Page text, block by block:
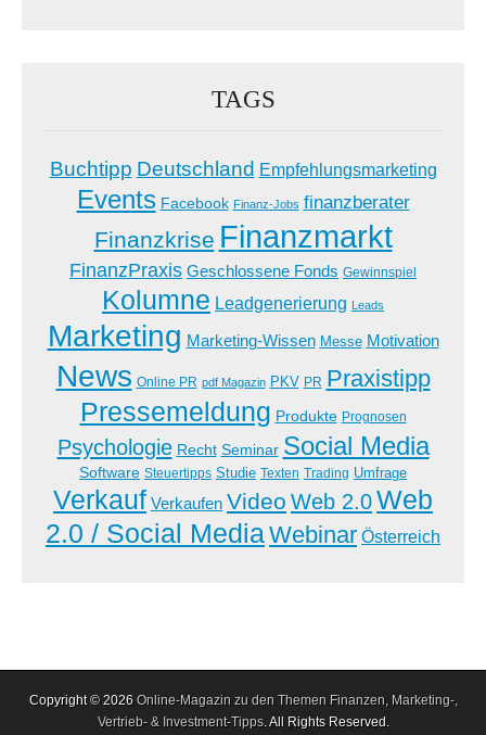
TAGS
Buchtipp Deutschland Empfehlungsmarketing
Events Facebook Finanz-Jobs finanzberater
Finanzkrise Finanzmarkt
FinanzPraxis Geschlossene Fonds Gewinnspiel
Kolumne Leadgenerierung Leads
Marketing Marketing-Wissen Messe Motivation
News Online PR pdf Magazin PKV PR Praxistipp
Pressemeldung Produkte Prognosen
Psychologie Recht Seminar Social Media
Software Steuertipps Studie Texten Trading Umfrage
Verkauf Verkaufen Video Web 2.0Web
2.0 / Social MediaWebinar Österreich
Copyright © 2026 Online-Magazin zu den Themen Finanzen, Marketing-,
Vertrieb- & Investment-Tipps. All Rights Reserved.